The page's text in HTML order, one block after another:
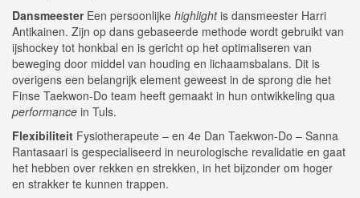
DansmeesterEen persoonlijke highlightis dansmeester Harri
Antikainen. Zijn op dans gebaseerde methode wordt gebruikt van
ijshockey tot honkbal en is gericht op het optimaliseren van
beweging door middel van houding en lichaamsbalans. Dit is
overigens een belangrijk element geweest in de sprong die het
Finse Taekwon-Do team heeft gemaakt in hun ontwikkeling qua
performance in Tuls.
Flexibiliteit Fysiotherapeute – en 4e Dan Taekwon-Do – Sanna
Rantasaari is gespecialiseerd in neurologische revalidatie en gaat
het hebben over rekken en strekken, in het bijzonder om hoger
en strakker te kunnen trappen.